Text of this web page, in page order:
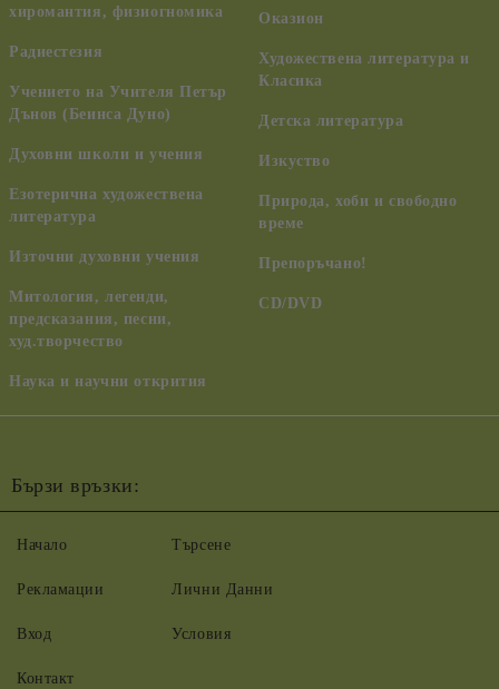
хиромантия, физиогномика
Радиестезия
Учението на Учителя Петър
Дънов (Беинса Дуно)
Духовни школи и учения
Езотерична художествена
литература
Източни духовни учения
Митология, легенди,
предсказания, песни,
худ.творчество
Наука и научни открития
Оказион
Художествена литература и
Класика
Детска литература
Изкуство
Природа, хоби и свободно
време
Препоръчано!
CD/DVD
Бързи връзки:
Начало
Рекламации
Вход
Контакт
Търсене
Лични Данни
Условия